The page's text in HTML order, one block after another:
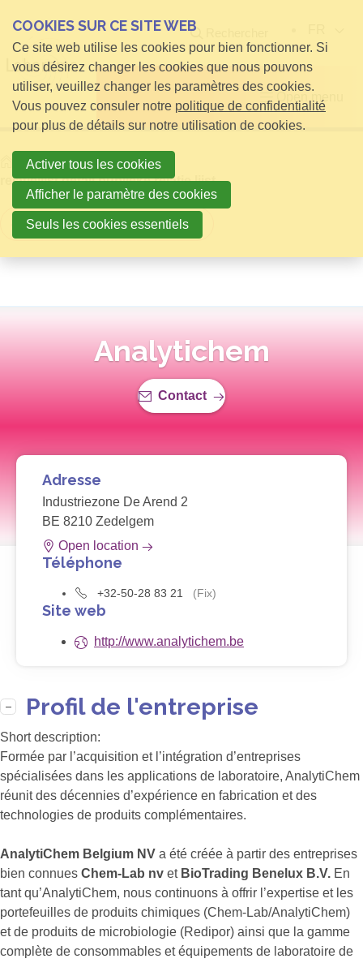
Open menu
Homeinfos pour Visiteurs
relatielijst detail publieke relatie lijst
Retour à la vue d'ensemble
Analytichem
Contact
Adresse
Industriezone De Arend 2
BE 8210 Zedelgem
Open location
Téléphone
+32-50-28 83 21 (Fix)
Site web
http://www.analytichem.be
Profil de l'entreprise
Short description:
Formée par l’acquisition et l’intégration d’entreprises
spécialisées dans les applications de laboratoire, AnalytiChem
réunit des décennies d’expérience en fabrication et des
technologies de produits complémentaires.
AnalytiChem Belgium NV a été créée à partir des entreprises
bien connues Chem-Lab nv et BioTrading Benelux B.V. En
tant qu’AnalytiChem, nous continuons à offrir l’expertise et les
portefeuilles de produits chimiques (Chem-Lab/AnalytiChem)
et de produits de microbiologie (Redipor) ainsi que la gamme
complète de consommables et équipements de laboratoire de
COOKIES SUR CE SITE WEB
Ce site web utilise les cookies pour bien fonctionner. Si
vous désirez changer les cookies que nous pouvons
utiliser, veuillez changer les paramètres des cookies.
Vous pouvez consuler notre politique de confidentialité
pour plus de détails sur notre utilisation de cookies.
Activer tous les cookies
Afficher le paramètre des cookies
Seuls les cookies essentiels